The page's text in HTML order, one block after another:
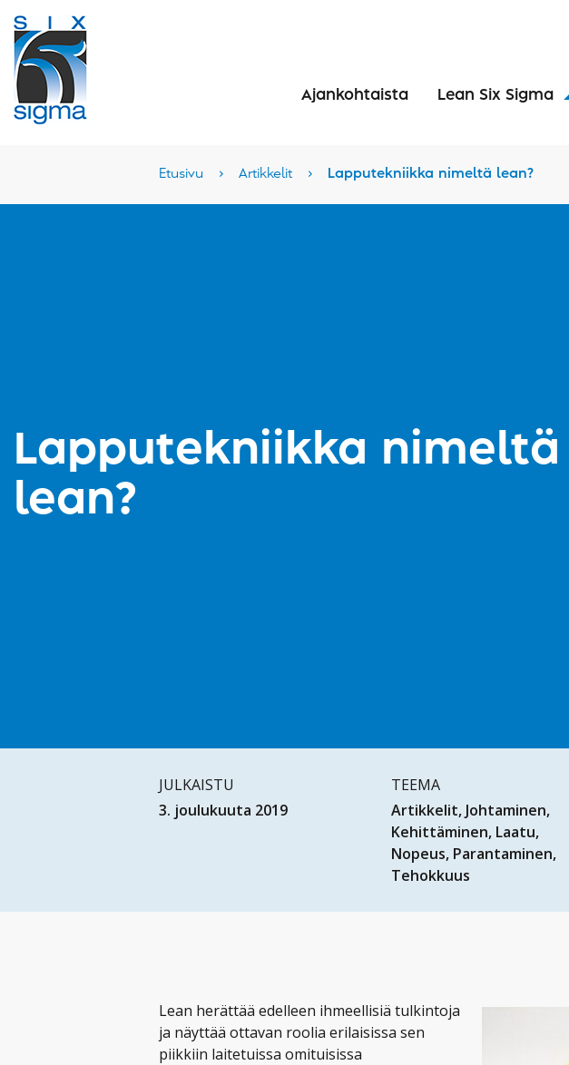
Ajankohtaista Lean Six Sigma
Etusivu › Artikkelit › Lapputekniikka nimeltä lean?
Lapputekniikka nimeltä
lean?
JULKAISTU
3. joulukuuta 2019
TEEMA
Artikkelit Johtaminen
Kehittäminen Laatu
Nopeus Parantaminen
Tehokkuus
Lean herättää edelleen ihmeellisiä tulkintoja
ja näyttää ottavan roolia erilaisissa sen
piikkiin laitetuissa omituisissa